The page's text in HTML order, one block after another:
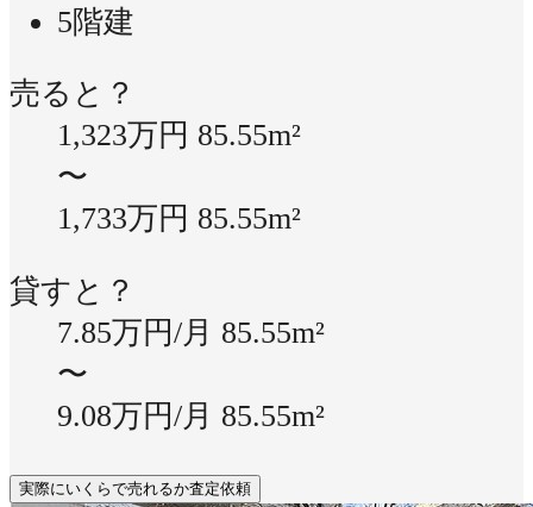
5階建
売ると？
1,323万円 85.55m²
〜
1,733万円 85.55m²
貸すと？
7.85万円/月 85.55m²
〜
9.08万円/月 85.55m²
実際にいくらで売れるか査定依頼